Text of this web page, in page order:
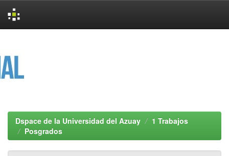
Dspace de la Universidad del Azuay
1 Trabajos
Posgrados